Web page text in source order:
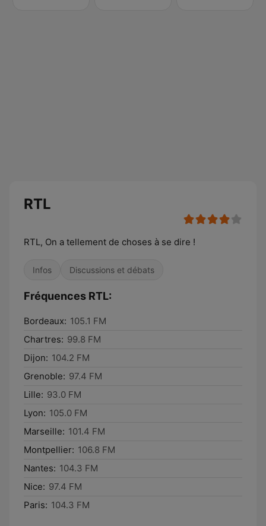
RTL
RTL, On a tellement de choses à se dire !
Infos Discussions et débats
Fréquences RTL:
Bordeaux: 105.1 FM
Chartres: 99.8 FM
Dijon: 104.2 FM
Grenoble: 97.4 FM
Lille: 93.0 FM
Lyon: 105.0 FM
Marseille: 101.4 FM
Montpellier: 106.8 FM
Nantes: 104.3 FM
Nice: 97.4 FM
Paris: 104.3 FM